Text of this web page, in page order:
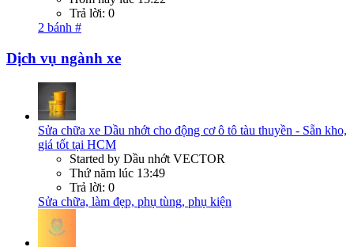
Trả lời: 0
2 bánh #
Dịch vụ ngành xe
Sửa chữa xe Dầu nhớt cho động cơ ô tô tàu thuyền - Sẵn kho,
giá tốt tại HCM
Started by Dầu nhớt VECTOR
Thứ năm lúc 13:49
Trả lời: 0
Sửa chữa, làm đẹp, phụ tùng, phụ kiện